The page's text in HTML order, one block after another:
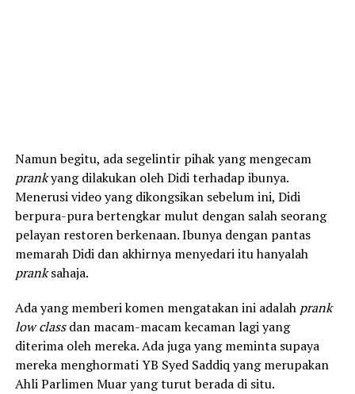
Namun begitu, ada segelintir pihak yang mengecam
prankyang dilakukan oleh Didi terhadap ibunya.
Menerusi video yang dikongsikan sebelum ini, Didi
berpura-pura bertengkar mulut dengan salah seorang
pelayan restoren berkenaan. Ibunya dengan pantas
memarah Didi dan akhirnya menyedari itu hanyalah
pranksahaja.
Ada yang memberi komen mengatakan ini adalahprank
low classdan macam-macam kecaman lagi yang
diterima oleh mereka. Ada juga yang meminta supaya
mereka menghormati YB Syed Saddiq yang merupakan
Ahli Parlimen Muar yang turut berada di situ.